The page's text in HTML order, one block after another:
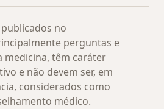
no
perguntas e
medicina, têm caráter
e não devem ser, em
considerados como
médico.